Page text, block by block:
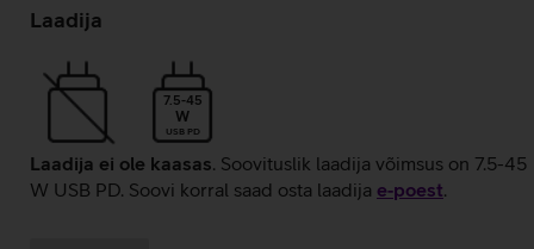
laadimine
Laadija
7.5-45
W
USB PD
Laadija ei ole kaasas. Soovituslik laadija võimsus on 7.5-45
W USB PD. Soovi korral saad osta laadija e‑poest.